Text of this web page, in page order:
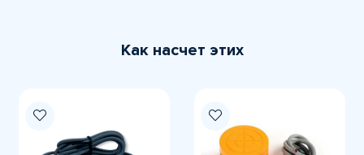
Как насчет этих